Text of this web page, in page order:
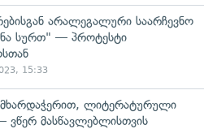
არალეგალური საარჩევნო
სურთ" — პროტესტი
15:33
ლიტერატურული
ვწერ მასწავლებლისთვის